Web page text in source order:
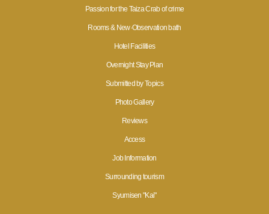
Passion for the Taiza Crab of crime
Rooms & New·Observation bath
Hotel Facilities
Overnight Stay Plan
Submitted by Topics
Photo Gallery
Reviews
Access
Job Information
Surrounding tourism
Syumisen "Kai"